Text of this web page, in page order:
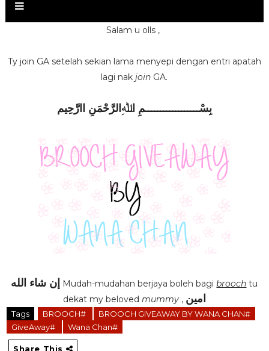
Salam u olls ,
Ty join GA setelah sekian lama menyepi dengan entri apatah
lagi nakjoin GA.
بِسْــــــــــــــــــمِ اﷲِالرَّحْمَنِ اارَّحِيم
إن شاء الله Mudah-mudahan berjaya boleh bagibrooch tu
dekat my beloved mummy, امين
Tags BROOCH#
BROOCH GIVEAWAY BY WANA CHAN#
GiveAway#
Wana Chan#
Share This